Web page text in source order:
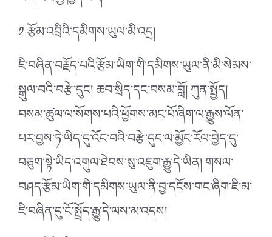
༡ རྩོམ་འབྲིའི་དམིགས་ཡུལ་མི་འདྲ།
ཇི་བཞིན་བརྗོད་པའི་རྩོམ་ཡིག་གི་དམིགས་ཡུལ་ནི་མི་སེམས་
སྒུལ་བའི་བརྩེ་དུང། ཆབ་སྲིད་དང་བསམ་བློ། ཀུན་སྤྱོད།
བསམ་ཚུལ་ལ་སོགས་པའི་ཕྱོགས་མང་པོ་ཞིག་ལ་རྒྱུས་ལོན་
པར་བྱས་ཏེ་ཡིད་དུ་འོང་བའི་བརྩེ་དུང་ལ་མྱོང་རོལ་བྱེད་དུ་
བཅུག་སྟེ་ཡིད་འགུལ་ཐེབས་སུ་འཇུག་རྒྱུ་དེ་ཡིན། གསལ་
བཤད་རྩོམ་ཡིག་གི་དམིགས་ཡུལ་ནི་བྱ་དངོས་གང་ཞིག་ཇི་མ་
ཇི་བཞིན་དུ་ངོ་སྤྲོད་རྒྱུ་དེ་ལས་མ་འདས།